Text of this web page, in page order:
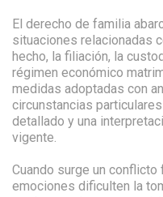
El derecho de familia
situaciones relacionadas
hecho, la filiación, la
régimen económico
medidas adoptadas con
circunstancias
detallado y una
vigente.
Cuando surge un
emociones dificulten la